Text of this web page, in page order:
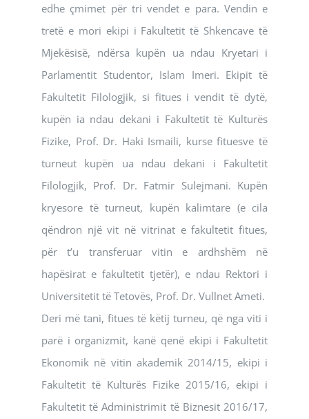
edhe çmimet për tri vendet e para. Vendin e
tretë e mori ekipi i Fakultetit të Shkencave të
Mjekësisë, ndërsa kupën ua ndau Kryetari i
Parlamentit Studentor, Islam Imeri. Ekipit të
Fakultetit Filologjik, si fitues i vendit të dytë,
kupën ia ndau dekani i Fakultetit të Kulturës
Fizike, Prof. Dr. Haki Ismaili, kurse fituesve të
turneut kupën ua ndau dekani i Fakultetit
Filologjik, Prof. Dr. Fatmir Sulejmani. Kupën
kryesore të turneut, kupën kalimtare (e cila
qëndron një vit në vitrinat e fakultetit fitues,
për t’u transferuar vitin e ardhshëm në
hapësirat e fakultetit tjetër), e ndau Rektori i
Universitetit të Tetovës, Prof. Dr. Vullnet Ameti.
Deri më tani, fitues të këtij turneu, që nga viti i
parë i organizmit, kanë qenë ekipi i Fakultetit
Ekonomik në vitin akademik 2014/15, ekipi i
Fakultetit të Kulturës Fizike 2015/16, ekipi i
Fakultetit të Administrimit të Biznesit 2016/17,